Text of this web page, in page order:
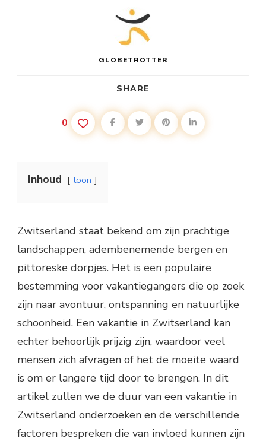
GLOBETROTTER
SHARE
0
Inhoud toon
Zwitserland staat bekend om zijn prachtige
landschappen, adembenemende bergen en
pittoreske dorpjes. Het is een populaire
bestemming voor vakantiegangers die op zoek
zijn naar avontuur, ontspanning en natuurlijke
schoonheid. Een vakantie in Zwitserland kan
echter behoorlijk prijzig zijn, waardoor veel
mensen zich afvragen of het de moeite waard
is om er langere tijd door te brengen. In dit
artikel zullen we de duur van een vakantie in
Zwitserland onderzoeken en de verschillende
factoren bespreken die van invloed kunnen zijn